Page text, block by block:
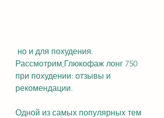
Рассмотрим,Глюкофаж лонг 750
при похудении: отзывы и
рекомендации.
Одной из самых популярных тем